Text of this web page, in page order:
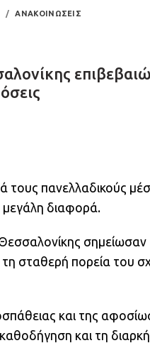
ΑΝΑΚΟΙΝΏΣΕΙΣ
τους πανελλαδικούς
μεγάλη διαφορά.
Θεσσαλονίκης σημείωσαν
τη σταθερή πορεία του
και της
και τη διαρκή